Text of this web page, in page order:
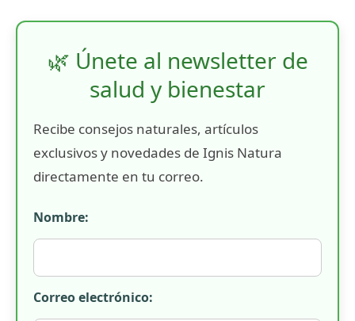
🌿 Únete al newsletter de
salud y bienestar
Recibe consejos naturales, artículos
exclusivos y novedades de Ignis Natura
directamente en tu correo.
Nombre:
Correo electrónico: